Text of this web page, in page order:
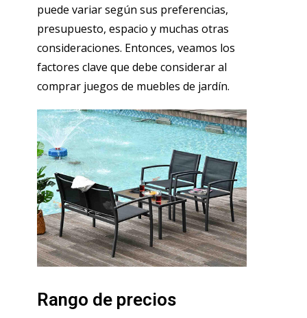
puede variar según sus preferencias,
presupuesto, espacio y muchas otras
consideraciones. Entonces, veamos los
factores clave que debe considerar al
comprar juegos de muebles de jardín.
Rango de precios